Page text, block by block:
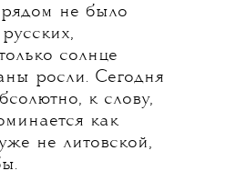
не было
солнце
росли. Сегодня
к слову,
как
не литовской,